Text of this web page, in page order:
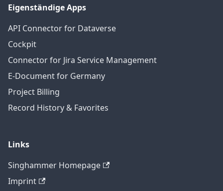
Eigenständige Apps
API Connector for Dataverse
Cockpit
Connector for Jira Service Management
E-Document for Germany
Project Billing
Record History & Favorites
Links
Singhammer Homepage
Imprint